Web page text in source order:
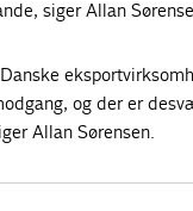
siger Allan
og der er
Allan Sørensen.